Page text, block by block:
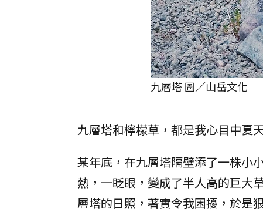
九層塔 圖／山岳文化
九層塔和檸檬草，都是我心目中夏
某年底，在九層塔隔壁添了一株小
熱，一眨眼，變成了半人高的巨大
層塔的日照，著實令我困擾，於是